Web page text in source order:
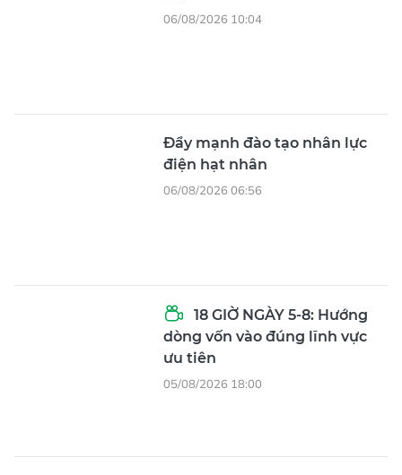
06/08/2026 10:04
Đẩy mạnh đào tạo nhân lực
điện hạt nhân
06/08/2026 06:56
18 GIỜ NGÀY 5-8: Hướng
dòng vốn vào đúng lĩnh vực
ưu tiên
05/08/2026 18:00